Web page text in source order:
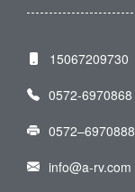
15067209730
0572-6970868
0572–6970888
info@a-rv.com